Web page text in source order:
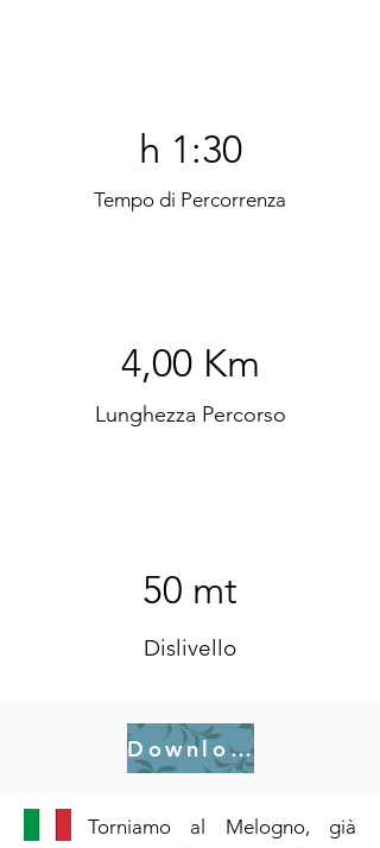
h 1:30
Tempo di Percorrenza
4,00 Km
Lunghezza Percorso
Dislivello
50 mt
Download .gpx
Torniamo al Melogno, già